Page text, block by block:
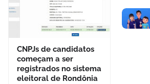
CNPJs de candidatos
começam a ser
registrados no sistema
eleitoral de Rondônia